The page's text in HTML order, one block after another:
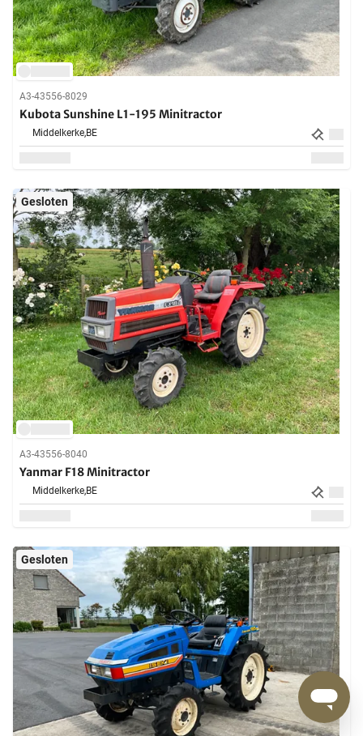
A3-43556-8029
Kubota Sunshine L1-195 Minitractor
Middelkerke,BE
Gesloten
A3-43556-8040
Yanmar F18 Minitractor
Middelkerke,BE
Gesloten